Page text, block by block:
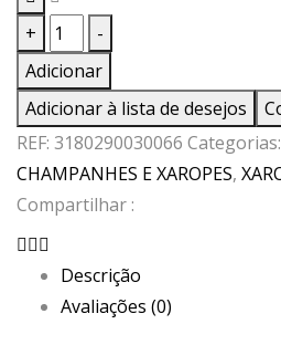
+
Quantidade
de
XAROPE
GIFFARD
ELDERFLOWER
1
L
-
Adicionar
Adicionar à lista de desejos
REF: 3180290030066 Categorias:
CHAMPANHES E XAROPES,
Compartilhar :
Descrição
Avaliações (0)